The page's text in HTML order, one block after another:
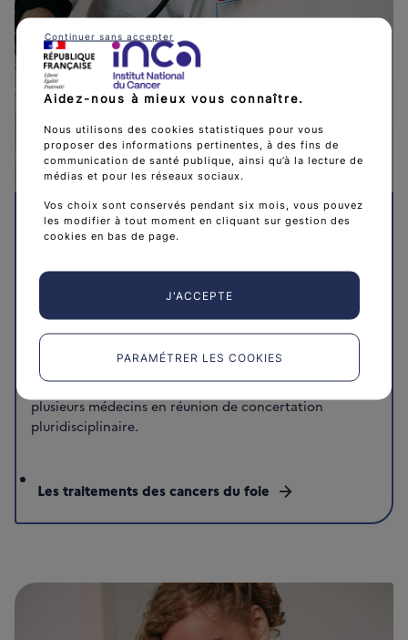
Traitements
Les traitements des cancers du foie
Les principaux traitements des cancers du foie sont
l'ablation partielle, la greffe de foie, la destruction
tumorale à travers la peau et la chimiothérapie. Le
choix du traitement le plus adapté est discuté par
plusieurs médecins en réunion de concertation
pluridisciplinaire.
Les traitements des cancers du foie arrow_forward
Aidez-nous à mieux vous connaître.
Nous utilisons des cookies statistiques pour vous
proposer des informations pertinentes, à des fins de
communication de santé publique, ainsi qu’à la lecture de
médias et pour les réseaux sociaux.
Vos choix sont conservés pendant six mois, vous pouvez
les modifier à tout moment en cliquant sur gestion des
cookies en bas de page.
J'ACCEPTE
PARAMÉTRER LES COOKIES
Continuer sans accepter